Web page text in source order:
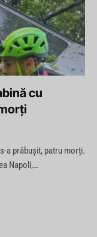
cu
a prăbușit, patru morți.
Napoli,…